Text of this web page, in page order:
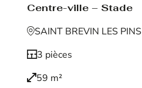
Centre-ville – Stade
SAINT BREVIN LES PINS
3 pièces
59 m²